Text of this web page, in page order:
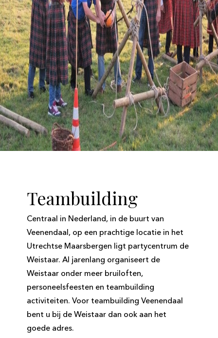
Teambuilding
Centraal in Nederland, in de buurt van
Veenendaal, op een prachtige locatie in het
Utrechtse Maarsbergen ligt partycentrum de
Weistaar. Al jarenlang organiseert de
Weistaar onder meer bruiloften,
personeelsfeesten en teambuilding
activiteiten. Voor teambuilding Veenendaal
bent u bij de Weistaar dan ook aan het
goede adres.